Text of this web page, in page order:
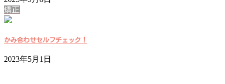
矯正
かみ合わせセルフチェック！
2023年5月1日